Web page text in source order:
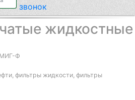
звонок
жидкостные
МИГ-Ф
фильтры жидкости, фильтры